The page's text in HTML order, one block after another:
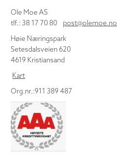
Ole Moe AS
tlf.: 38 17 70 80 post@olemoe.no
Høie Næringspark
Setesdalsveien 620
4619 Kristiansand
Kart
Org.nr.:911 389 487